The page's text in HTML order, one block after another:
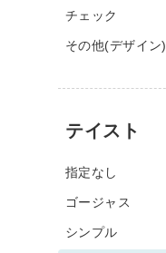
チェック
その他(デザイン)
テイスト
指定なし
ゴージャス
シンプル